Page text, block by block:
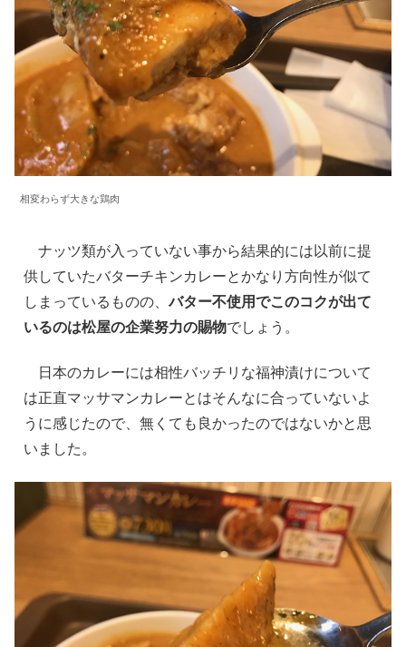
相変わらず大きな鶏肉
ナッツ類が入っていない事から結果的には以前に提
供していたバターチキンカレーとかなり方向性が似て
しまっているものの、バター不使用でこのコクが出て
いるのは松屋の企業努力の賜物でしょう。
日本のカレーには相性バッチリな福神漬けについて
は正直マッサマンカレーとはそんなに合っていないよ
うに感じたので、無くても良かったのではないかと思
いました。